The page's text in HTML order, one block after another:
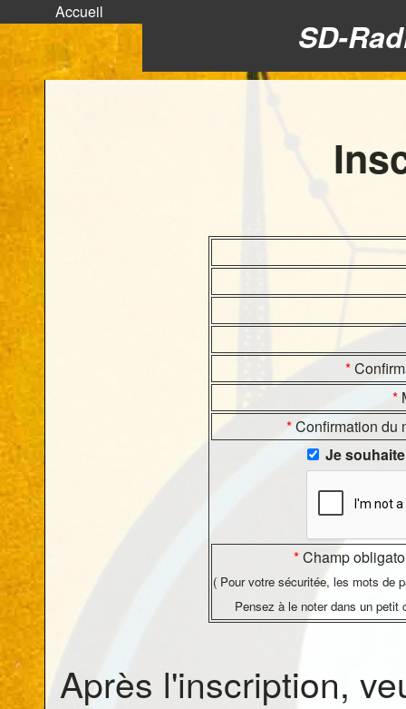
SD-
Accueil
*
*
*Confirmation
Je
*Champ
( Pour votre sécuritée, les mots de
Pensez à le noter dans un petit
Après l'inscription,